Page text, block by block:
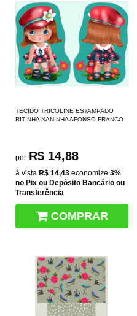
TECIDO TRICOLINE ESTAMPADO
RITINHA NANINHA AFONSO FRANCO
por R$ 14,88
à vista R$ 14,43 economize 3%
no Pix ou Depósito Bancário ou
Transferência
COMPRAR